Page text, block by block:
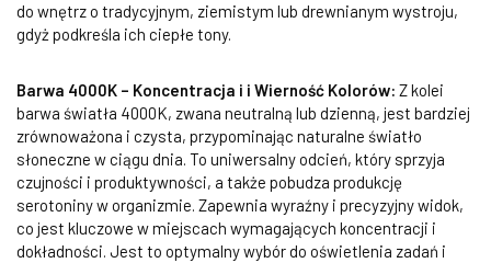
do wnętrz o tradycyjnym, ziemistym lub drewnianym wystroju,
gdyż podkreśla ich ciepłe tony.
Barwa 4000K – Koncentracja i i Wierność Kolorów: Z kolei
barwa światła 4000K, zwana neutralną lub dzienną, jest bardziej
zrównoważona i czysta, przypominając naturalne światło
słoneczne w ciągu dnia. To uniwersalny odcień, który sprzyja
czujności i produktywności, a także pobudza produkcję
serotoniny w organizmie. Zapewnia wyraźny i precyzyjny widok,
co jest kluczowe w miejscach wymagających koncentracji i
dokładności. Jest to optymalny wybór do oświetlenia zadań i